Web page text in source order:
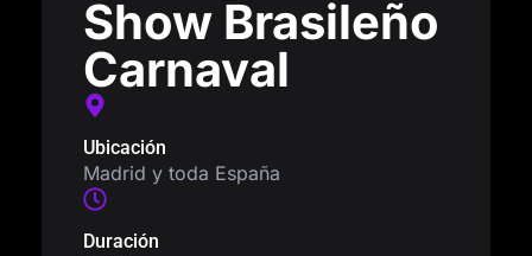
Show Brasileño
Carnaval
Ubicación
Madrid y toda España
Duración